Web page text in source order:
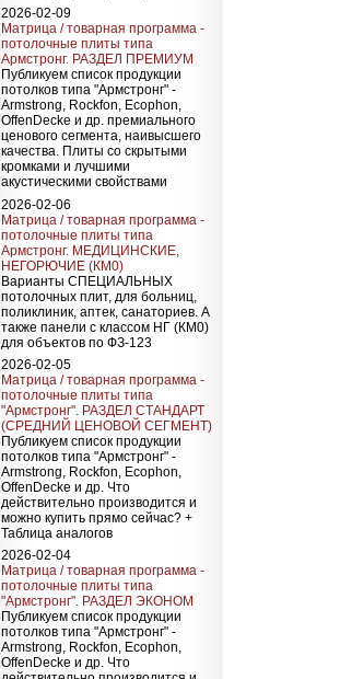
2026-02-09
Матрица / товарная программа -
потолочные плиты типа
Армстронг. РАЗДЕЛ ПРЕМИУМ
Публикуем список продукции
потолков типа "Армстронг" -
Armstrong, Rockfon, Ecophon,
OffenDecke и др. премиального
ценового сегмента, наивысшего
качества. Плиты со скрытыми
кромками и лучшими
акустическими свойствами
2026-02-06
Матрица / товарная программа -
потолочные плиты типа
Армстронг. МЕДИЦИНСКИЕ,
НЕГОРЮЧИЕ (КМ0)
Варианты СПЕЦИАЛЬНЫХ
потолочных плит, для больниц,
поликлиник, аптек, санаториев. А
также панели с классом НГ (КМ0)
для объектов по ФЗ-123
2026-02-05
Матрица / товарная программа -
потолочные плиты типа
"Армстронг". РАЗДЕЛ СТАНДАРТ
(СРЕДНИЙ ЦЕНОВОЙ СЕГМЕНТ)
Публикуем список продукции
потолков типа "Армстронг" -
Armstrong, Rockfon, Ecophon,
OffenDecke и др. Что
действительно производится и
можно купить прямо сейчас? +
Таблица аналогов
2026-02-04
Матрица / товарная программа -
потолочные плиты типа
"Армстронг". РАЗДЕЛ ЭКОНОМ
Публикуем список продукции
потолков типа "Армстронг" -
Armstrong, Rockfon, Ecophon,
OffenDecke и др. Что